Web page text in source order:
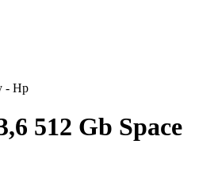
- Hp
512 Gb Space